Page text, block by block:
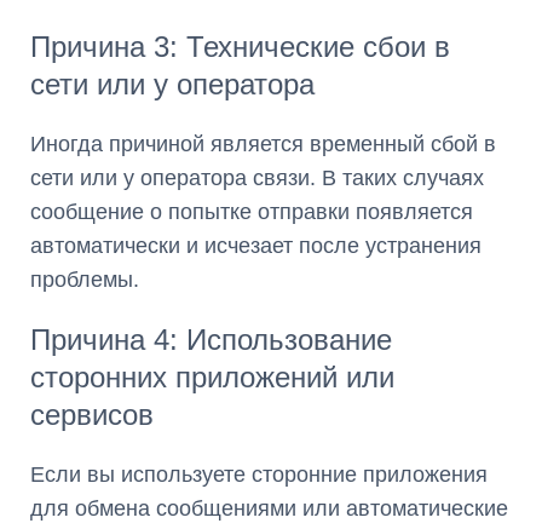
Причина 3: Технические сбои в
сети или у оператора
Иногда причиной является временный сбой в
сети или у оператора связи. В таких случаях
сообщение о попытке отправки появляется
автоматически и исчезает после устранения
проблемы.
Причина 4: Использование
сторонних приложений или
сервисов
Если вы используете сторонние приложения
для обмена сообщениями или автоматические